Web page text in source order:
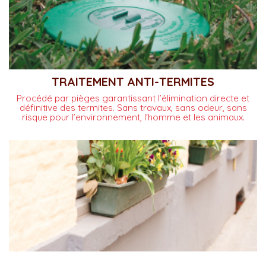
TRAITEMENT ANTI-TERMITES
Procédé par pièges garantissant l’élimination directe et
définitive des termites. Sans travaux, sans odeur, sans
risque pour l’environnement, l'homme et les animaux.